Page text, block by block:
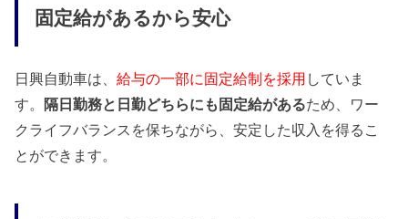
固定給があるから安心
日興自動車は、給与の一部に固定給制を採用 していま
す。 隔日勤務と日勤どちらにも固定給があるため、ワー
クライフバランスを保ちながら、安定した収入を得るこ
とができます。